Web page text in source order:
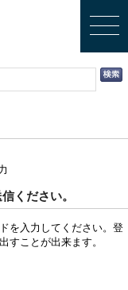
ください。
を入力してください。登
すことが出来ます。